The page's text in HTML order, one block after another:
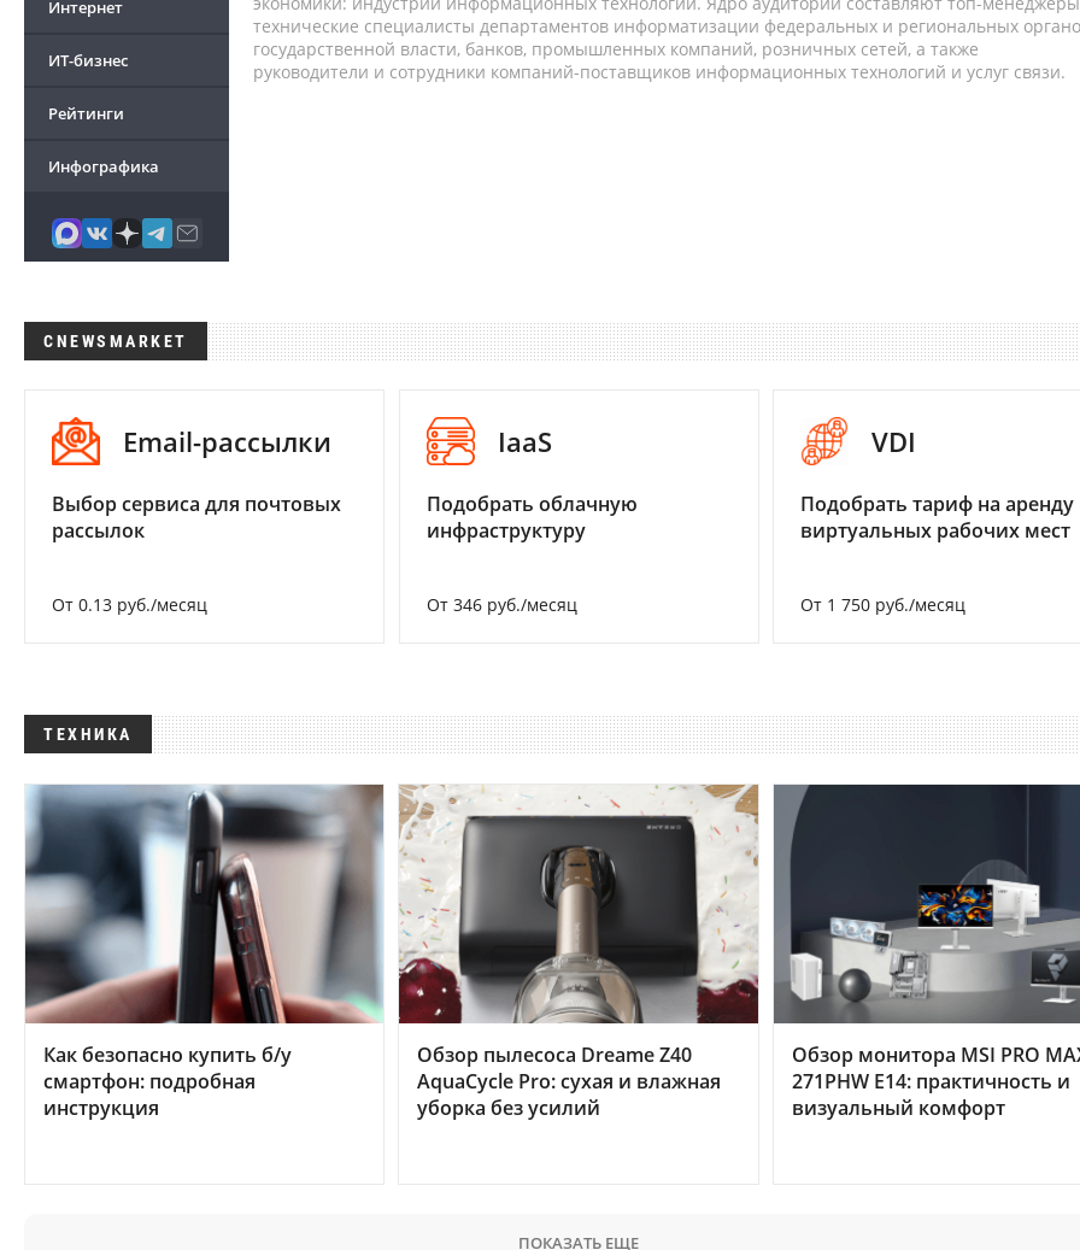
Интернет
ИТ-бизнес
Рейтинги
Инфографика
технические специалисты департаментов информатизации федеральных и региональных
государственной власти, банков, промышленных компаний, розничных сетей, а также
руководители и сотрудники компаний-поставщиков информационных технологий и услуг связи.
CNEWSMARKET
Email-рассылки
Выбор сервиса для почтовых
рассылок
От 0.13 руб./месяц
IaaS
Подобрать облачную
инфраструктуру
От 346 руб./месяц
VDI
Подобрать тариф на аренду
виртуальных рабочих мест
От 1 750 руб./месяц
ТЕХНИКА
Как безопасно купить б/у
смартфон: подробная
инструкция
Обзор пылесоса Dreame Z40
AquaCycle Pro: сухая и влажная
уборка без усилий
Обзор монитора MSI PRO
271PHW E14: практичность и
визуальный комфорт
ПОКАЗАТЬ ЕЩЕ